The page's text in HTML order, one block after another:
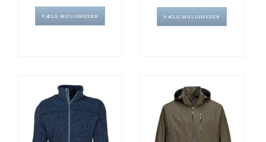
VÆLG MULIGHEDER VÆLG MULIGHEDER